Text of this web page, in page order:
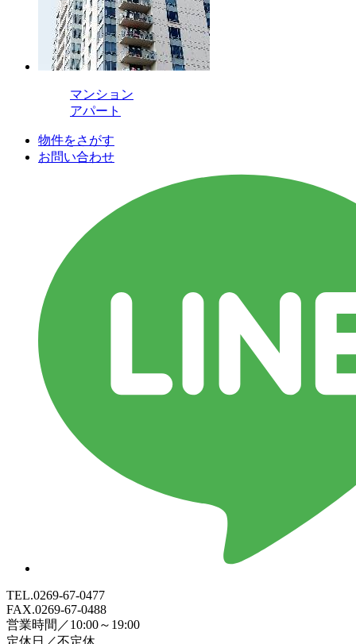
マンション
アパート
物件をさがす
お問い合わせ
TEL.0269-67-0477
FAX.0269-67-0488
営業時間／10:00～19:00
定休日／不定休